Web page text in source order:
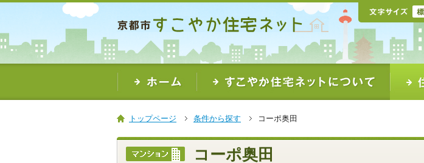
本
ま
で
ッ
トップページ 条件から探す コーポ奥田
コーポ奥田